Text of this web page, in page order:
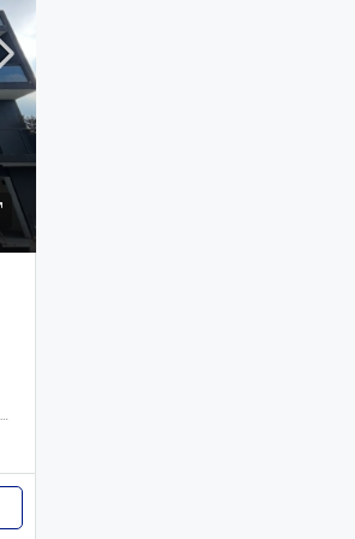
Hospital Metropolitano de Santiago (HOMS), Calle Marginal, Los Álamos, Santiago de los Caballeros, Santiago, 51063, República Dominicana